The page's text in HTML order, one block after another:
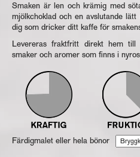
Smaken är len och krämig med
mjölkchoklad och en avslutande
dig som dricker ditt kaffe för
Levereras fraktfritt direkt hem
smaker och aromer som finns i
Färdigmalet eller hela bönor